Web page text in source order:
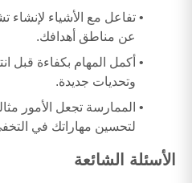
تفاعل مع الأشياء لإنشاء
عن مناطق أهدافك.
أكمل المهام بكفاءة قبل
وتحديات جديدة.
الممارسة تجعل الأمور
لتحسين مهاراتك في
الأسئلة الشائعة